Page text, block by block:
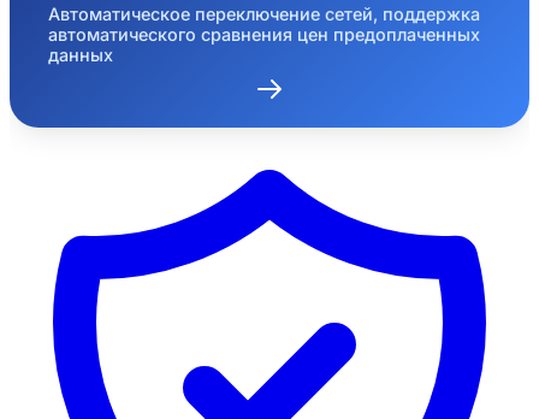
Автоматическое переключение сетей, поддержка
автоматического сравнения цен предоплаченных
данных